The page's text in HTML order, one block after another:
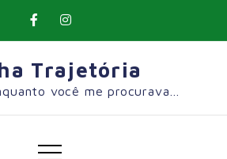
Trajetória
você me procurava…